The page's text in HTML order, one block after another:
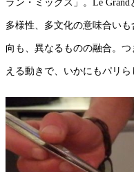
ラン・ミックス」。Le
多様性、多文化の意味合い
向も、異なるものの融合。
える動きで、いかにもパリら